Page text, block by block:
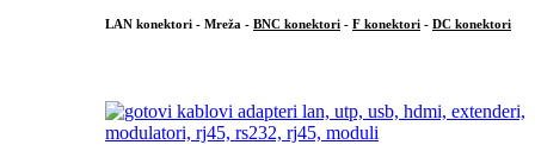
LAN konektori - Mreža - BNC konektori - F konektori - DC konektori